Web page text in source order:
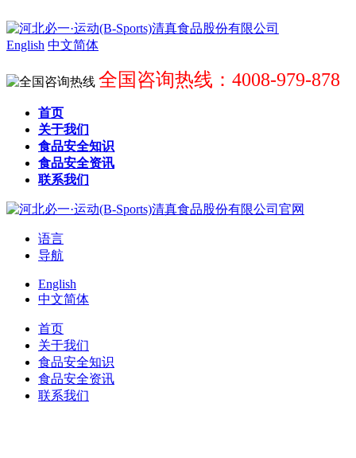
English 中文简体
全国咨询热线：4008-979-878
首页
关于我们
食品安全知识
食品安全资讯
联系我们
语言
导航
English
中文简体
首页
关于我们
食品安全知识
食品安全资讯
联系我们